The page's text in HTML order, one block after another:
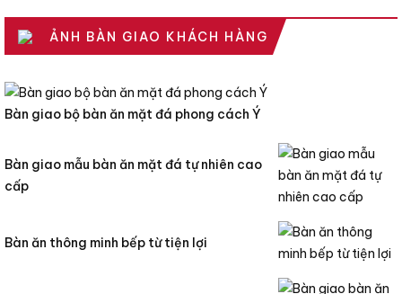
ẢNH BÀN GIAO KHÁCH HÀNG
Bàn giao bộ bàn ăn mặt đá phong cách Ý
Bàn giao mẫu bàn ăn mặt đá tự nhiên cao
cấp
Bàn ăn thông minh bếp từ tiện lợi